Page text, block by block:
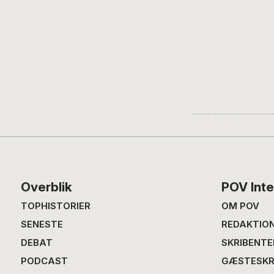
Footer
Overblik
TOPHISTORIER
SENESTE
DEBAT
PODCAST
POV
OM POV